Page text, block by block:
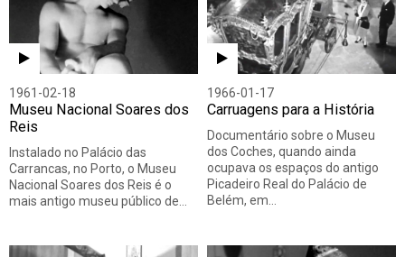
1961-02-18
Museu Nacional Soares dos
Reis
Instalado no Palácio das
Carrancas, no Porto, o Museu
Nacional Soares dos Reis é o
mais antigo museu público de…
1966-01-17
Carruagens para a História
Documentário sobre o Museu
dos Coches, quando ainda
ocupava os espaços do antigo
Picadeiro Real do Palácio de
Belém, em…